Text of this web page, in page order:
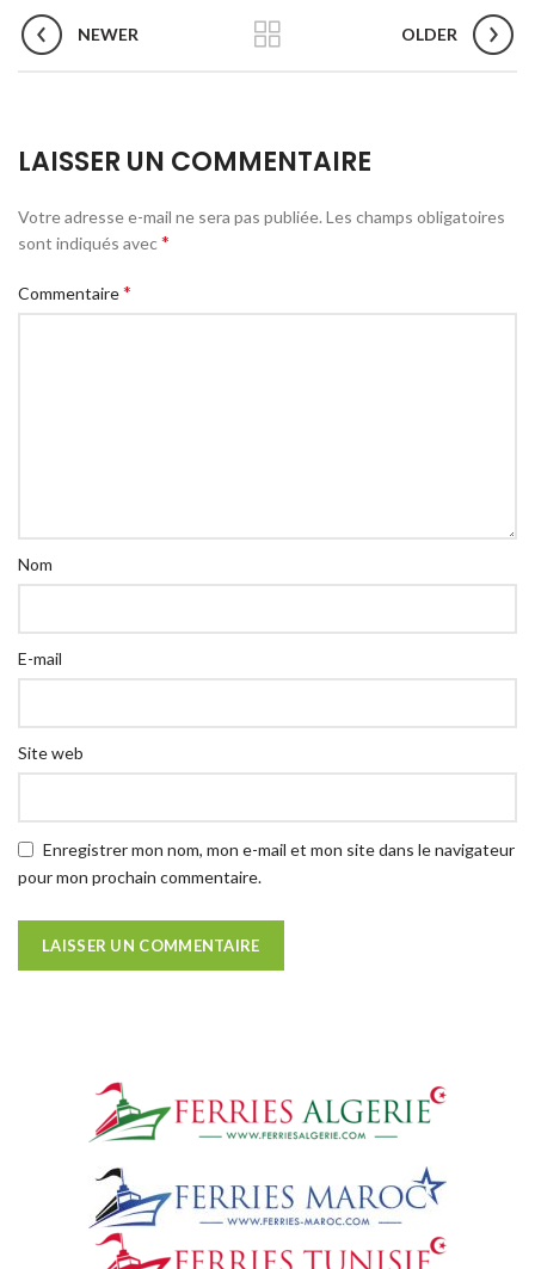
NEWER OLDER
LAISSER UN COMMENTAIRE
Votre adresse e-mail ne sera pas publiée.Les champs obligatoires
sont indiqués avec*
Commentaire*
Nom
E-mail
Site web
Enregistrer mon nom, mon e-mail et mon site dans le navigateur
pour mon prochain commentaire.